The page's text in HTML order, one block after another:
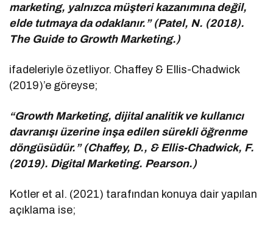
marketing, yalnızca müşteri kazanımına değil,
elde tutmaya da odaklanır.” (Patel, N. (2018).
The Guide to Growth Marketing.)
ifadeleriyle özetliyor. Chaffey & Ellis-Chadwick
(2019)’e göreyse;
“Growth Marketing, dijital analitik ve kullanıcı
davranışı üzerine inşa edilen sürekli öğrenme
döngüsüdür.” (Chaffey, D., & Ellis-Chadwick, F.
(2019). Digital Marketing. Pearson.)
Kotler et al. (2021) tarafından konuya dair yapılan
açıklama ise;